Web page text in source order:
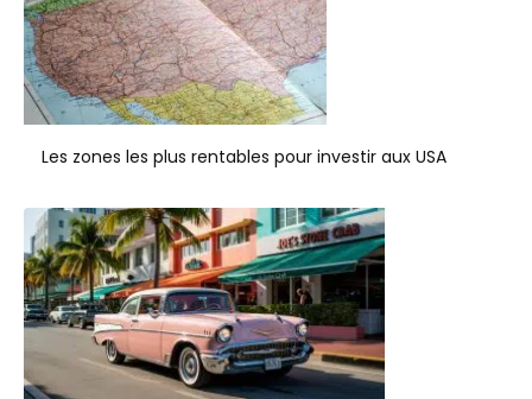
Les zones les plus rentables pour investir aux USA